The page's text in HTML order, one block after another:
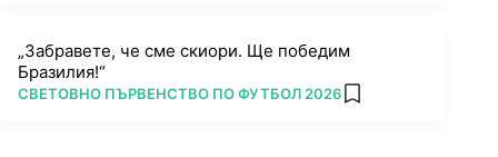
„Забравете, че сме скиори. Ще победим
Бразилия!“
ПОВЕЧЕ ОТ
СВЕТОВНО ПЪРВЕНСТВО ПО ФУТБОЛ 2026 add favorites